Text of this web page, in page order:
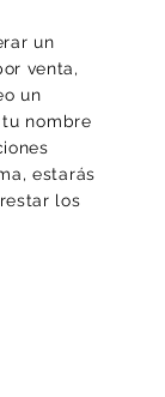
un
venta,
un
nombre
estarás
los